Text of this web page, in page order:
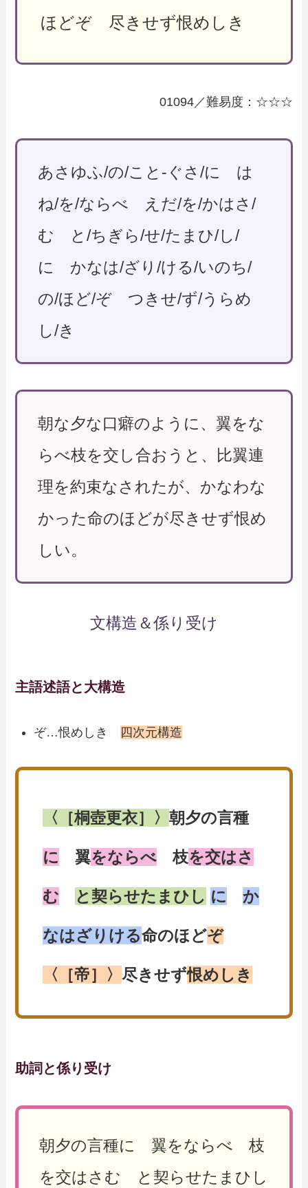
ほどぞ 尽きせず恨めしき
01094／難易度：☆☆☆
あさゆふ/の/こと-ぐさ/に は
ね/を/ならべ えだ/を/かはさ/
む と/ちぎら/せ/たまひ/し/
に かなは/ざり/ける/いのち/
の/ほど/ぞ つきせ/ず/うらめ
し/き
朝な夕な口癖のように、翼をな
らべ枝を交し合おうと、比翼連
理を約束なされたが、かなわな
かった命のほどが尽きせず恨め
しい。
文構造＆係り受け
主語述語と大構造
ぞ…恨めしき 四次元構造
〈［桐壺更衣］〉 朝夕の言種
に 翼をならべ枝を交はさ
む と契らせたまひし に か
なはざりける命のほどぞ
〈［帝］〉 尽きせず恨めしき
助詞と係り受け
朝夕の言種に 翼をならべ 枝
を交はさむ と契らせたまひし